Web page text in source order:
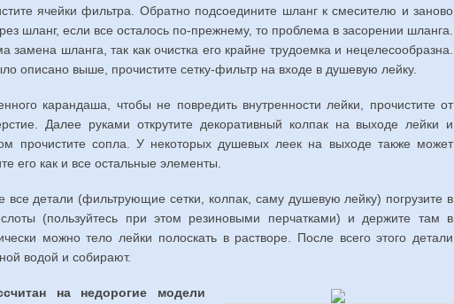
ячейки фильтра. Обратно подсоедините шланг к смесителю и заново
шланг, если все осталось по-прежнему, то проблема в засорении шланга.
замена шланга, так как очистка его крайне трудоемка и нецелесообразна.
описано выше, прочистите сетку-фильтр на входе в душевую лейку.
карандаша, чтобы не повредить внутренности лейки, прочистите от
Далее руками открутите декоративный колпак на выходе лейки и
прочистите сопла. У некоторых душевых леек на выходе также может
его как и все остальные элементы.
все детали (фильтрующие сетки, колпак, саму душевую лейку) погрузите в
(пользуйтесь при этом резиновыми перчатками) и держите там в
можно тело лейки полоскать в растворе. После всего этого детали
водой и собирают.
на недорогие модели